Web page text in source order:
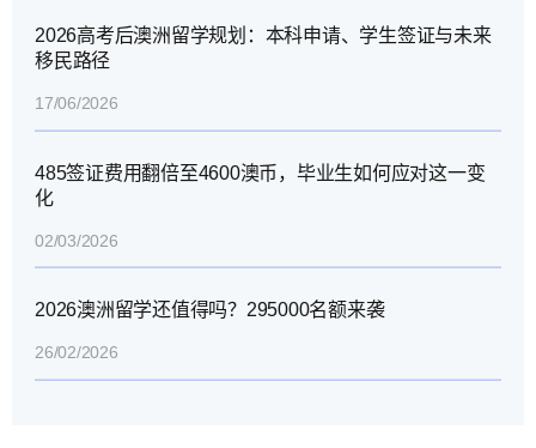
2026高考后澳洲留学规划：本科申请、学生签证与未来
移民路径
17/06/2026
485签证费用翻倍至4600澳币，毕业生如何应对这一变
化
02/03/2026
2026澳洲留学还值得吗？295000名额来袭
26/02/2026